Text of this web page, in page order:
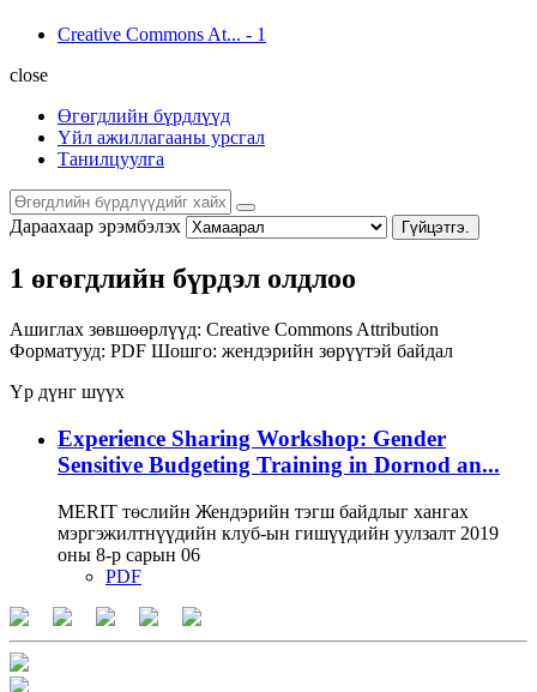
Creative Commons At... - 1
close
Өгөгдлийн бүрдлүүд
Үйл ажиллагааны урсгал
Танилцуулга
Дараахаар эрэмбэлэх Гүйцэтгэ.
1 өгөгдлийн бүрдэл олдлоо
Ашиглах зөвшөөрлүүд: Creative Commons Attribution
Форматууд: PDF Шошго: жендэрийн зөрүүтэй байдал
Үр дүнг шүүх
Experience Sharing Workshop: Gender
Sensitive Budgeting Training in Dornod an...
MERIT төслийн Жендэрийн тэгш байдлыг хангах
мэргэжилтнүүдийн клуб-ын гишүүдийн уулзалт 2019
оны 8-р сарын 06
PDF